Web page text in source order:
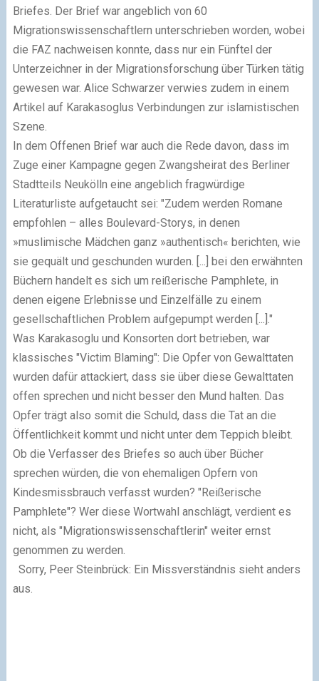
Briefes. Der Brief war angeblich von 60
Migrationswissenschaftlern unterschrieben worden, wobei
die FAZ nachweisen konnte, dass nur ein Fünftel der
Unterzeichner in der Migrationsforschung über Türken tätig
gewesen war. Alice Schwarzer verwies zudem in einem
Artikel auf Karakasoglus Verbindungen zur islamistischen
Szene.
In dem Offenen Brief war auch die Rede davon, dass im
Zuge einer Kampagne gegen Zwangsheirat des Berliner
Stadtteils Neukölln eine angeblich fragwürdige
Literaturliste aufgetaucht sei: "Zudem werden Romane
empfohlen – alles Boulevard-Storys, in denen
»muslimische Mädchen ganz »authentisch« berichten, wie
sie gequält und geschunden wurden. [...] bei den erwähnten
Büchern handelt es sich um reißerische Pamphlete, in
denen eigene Erlebnisse und Einzelfälle zu einem
gesellschaftlichen Problem aufgepumpt werden [...]."
Was Karakasoglu und Konsorten dort betrieben, war
klassisches "Victim Blaming": Die Opfer von Gewalttaten
wurden dafür attackiert, dass sie über diese Gewalttaten
offen sprechen und nicht besser den Mund halten. Das
Opfer trägt also somit die Schuld, dass die Tat an die
Öffentlichkeit kommt und nicht unter dem Teppich bleibt.
Ob die Verfasser des Briefes so auch über Bücher
sprechen würden, die von ehemaligen Opfern von
Kindesmissbrauch verfasst wurden? "Reißerische
Pamphlete"? Wer diese Wortwahl anschlägt, verdient es
nicht, als "Migrationswissenschaftlerin" weiter ernst
genommen zu werden.
Sorry, Peer Steinbrück: Ein Missverständnis sieht anders
aus.